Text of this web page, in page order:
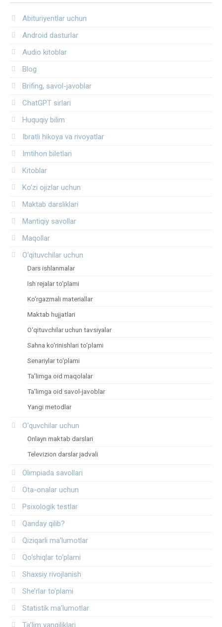
Abituriyentlar uchun
Android dasturlar
Audio kitoblar
Blog
Brifing, savol-javoblar
ChatGPT sirlari
Huquqiy bilim
Ibratli hikoya va rivoyatlar
Imtihon biletlari
Kitoblar
Ko‘zi ojizlar uchun
Maktab darsliklari
Mantiqiy savollar
Maqollar
O‘qituvchilar uchun
Dars ishlanmalar
Ish rejalar to‘plami
Ko‘rgazmali materiallar
Maktab hujjatlari
O‘qituvchilar uchun tavsiyalar
Sahna ko‘rinishlari to‘plami
Senariylar to‘plami
Ta’limga oid maqolalar
Ta’limga oid savol-javoblar
Yangi metodlar
O‘quvchilar uchun
Onlayn maktab darslari
Televizion darslar jadvali
Olimpiada savollari
Ota-onalar uchun
Psixologik testlar
Qanday qilib?
Qiziqarli ma’lumotlar
Qo‘shiqlar to‘plami
Shaxsiy rivojlanish
She’rlar to‘plami
Statistik ma’lumotlar
Ta’lim yangiliklari